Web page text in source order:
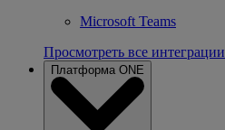
Microsoft Teams
Просмотреть все интеграции
Платформа ONE